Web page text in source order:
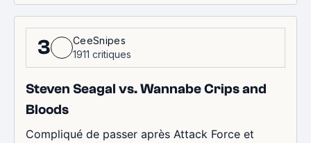
3
CeeSnipes
1911 critiques
Steven Seagal vs. Wannabe Crips and
Bloods
Compliqué de passer après Attack Force et